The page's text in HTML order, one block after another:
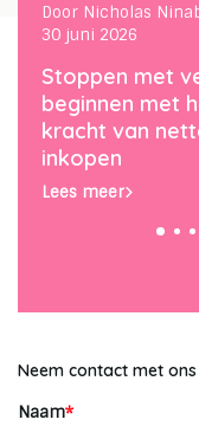
van Eijben,
de
positief
Door
13
De
van
Neem contact met
Naam*